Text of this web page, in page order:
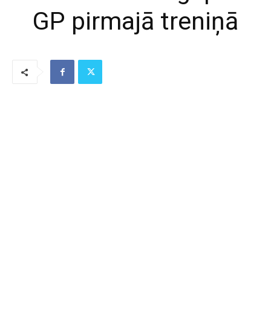
GP pirmajā treniņā